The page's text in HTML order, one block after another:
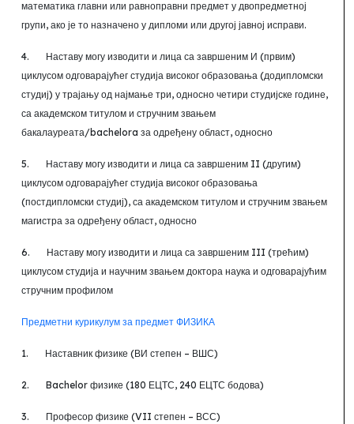
математика главни или равноправни предмет у двопредметној
групи, ако је то назначено у дипломи или другој јавној исправи.
4. Наставу могу изводити и лица са завршеним И (првим)
циклусом одговарајућег студија високог образовања (додипломски
студиј) у трајању од најмање три, односно четири студијске године,
са академском титулом и стручним звањем
бакалауреата/bachelora за одређену област, односно
5. Наставу могу изводити и лица са завршеним II (другим)
циклусом одговарајућег студија високог образовања
(постдипломски студиј), са академском титулом и стручним звањем
магистра за одређену област, односно
6. Наставу могу изводити и лица са завршеним III (трећим)
циклусом студија и научним звањем доктора наука и одговарајућим
стручним профилом
Предметни курикулум за предмет ФИЗИКА
1. Наставник физике (ВИ степен – ВШС)
2. Bachelor физике (180 ЕЦТС, 240 ЕЦТС бодова)
3. Професор физике (VII степен – ВСС)